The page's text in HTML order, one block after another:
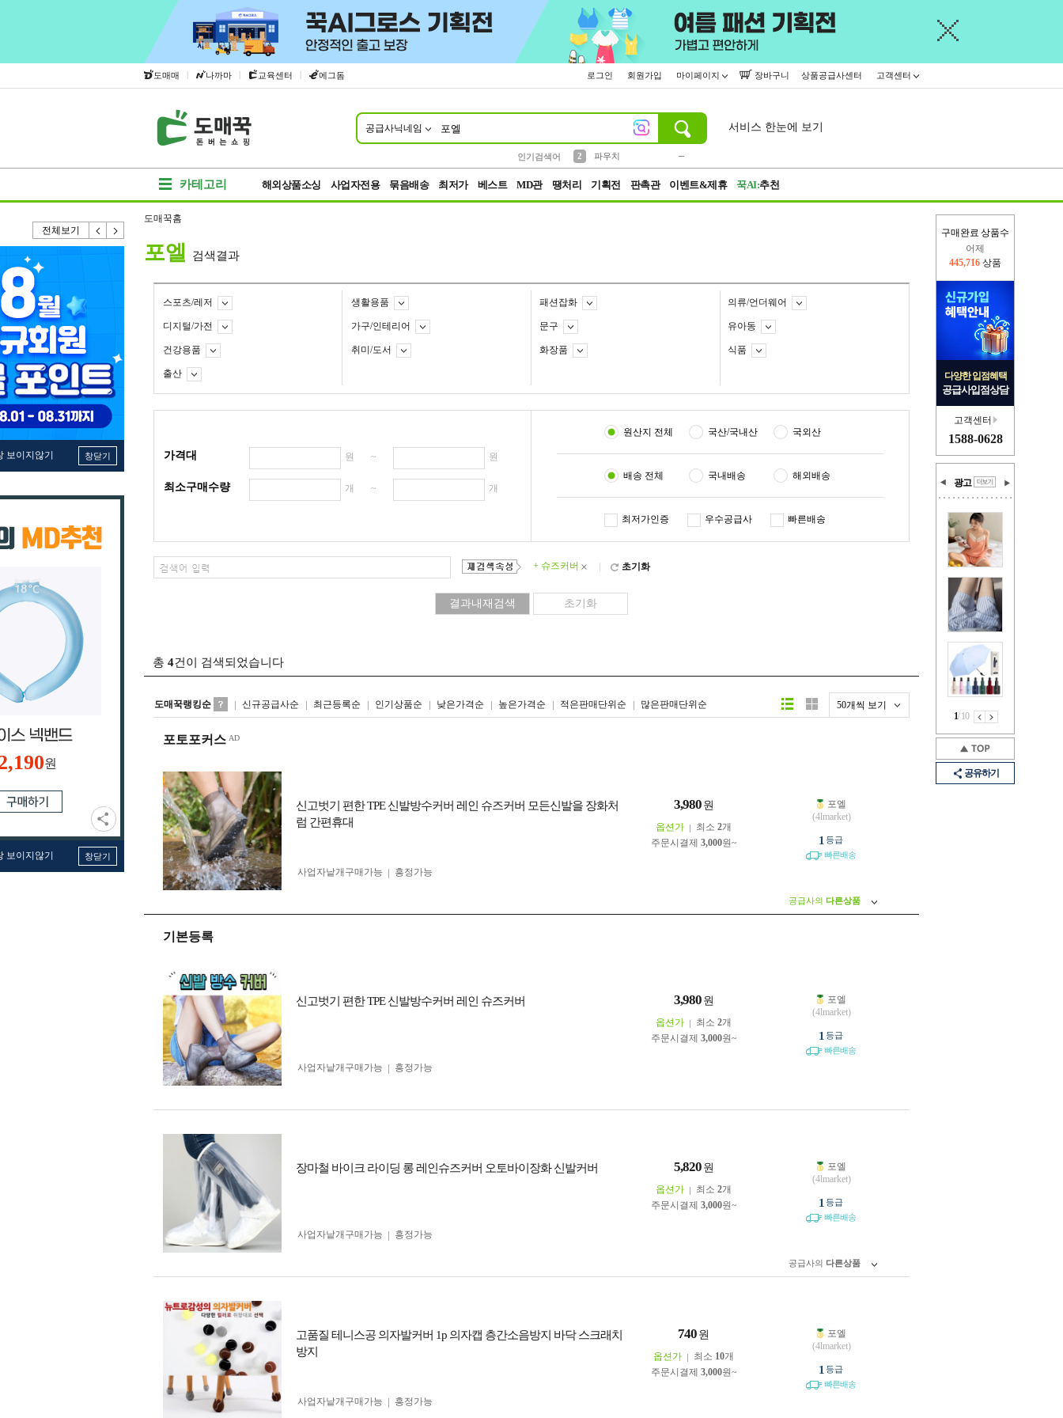
도매매 | 나까마 | 교육센터 | 에그돔 로그인 회원가입 마이페이지 장바구니 상품공급사센터 고객센터
공급사닉네임
인기검색어
2
파우치
서비스 한눈에 보기
카테고리 해외상품소싱 사업자전용 묶음배송 최저가 베스트 MD관 땡처리 기획전 판촉관 이벤트&제휴 꾹AI:추천
전체보기
보이지않기 창닫기
원
보이지않기 창닫기
구매완료 상품수
어제
445,716 상품
다양한 입점혜택
공급사입점상담
고객센터
1588-0628
광고
1/10
공유하기
도매꾹홈
포엘 검색결과
스포츠/레저 생활용품 패션잡화 의류/언더웨어
디지털/가전 가구/인테리어 문구 유아동
건강용품 취미/도서 화장품 식품
출산
가격대 원 ~ 원
최소구매수량 개 ~ 개
원산지 전체 국산/국내산 국외산
배송 전체 국내배송 해외배송
최저가인증 우수공급사 빠른배송
+ 슈즈커버 × 초기화
총 4건이 검색되었습니다
도매꾹랭킹순 신규공급사순 최근등록순 인기상품순 낮은가격순 높은가격순 적은판매단위순 많은판매단위순 50개씩 보기
리스트형갤러리형
포토포커스
신고벗기 편한 TPE 신발방수커버 레인 슈즈커버 모든신발을 장화처
럼 간편휴대
3,980 원
옵션가 최소 2개
주문시결제 3,000원~
사업자 낱개구매가능 흥정가능
포엘
(4lmarket)
1 등급
빠른배송
공급사의 다른상품
기본등록
신고벗기 편한 TPE 신발방수커버 레인 슈즈커버 3,980 원
옵션가 최소 2개
주문시결제 3,000원~
사업자 낱개구매가능 흥정가능
포엘
(4lmarket)
1 등급
빠른배송
장마철 바이크 라이딩 롱 레인슈즈커버 오토바이장화 신발커버 5,820 원
옵션가 최소 2개
주문시결제 3,000원~
사업자 낱개구매가능 흥정가능
포엘
(4lmarket)
1 등급
빠른배송
공급사의 다른상품
고품질 테니스공 의자발커버 1p 의자캡 층간소음방지 바닥 스크래치
방지
740 원
옵션가 최소 10개
주문시결제 3,000원~
사업자 낱개구매가능 흥정가능
포엘
(4lmarket)
1 등급
빠른배송